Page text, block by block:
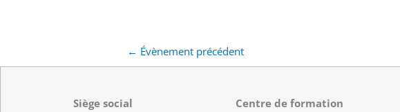
← Évènement précédent
Siège social
Centre de formation